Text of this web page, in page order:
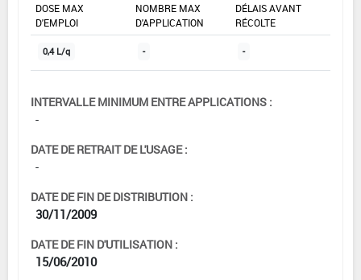
DOSE MAX
D'EMPLOI
NOMBRE MAX
D'APPLICATION
DÉLAIS AVANT
RÉCOLTE
0,4 L/q - -
INTERVALLE MINIMUM ENTRE APPLICATIONS :
-
DATE DE RETRAIT DE L'USAGE :
-
DATE DE FIN DE DISTRIBUTION :
30/11/2009
DATE DE FIN D'UTILISATION :
15/06/2010